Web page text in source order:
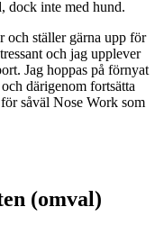
dock inte med hund.
och ställer gärna upp för
och jag upplever
Jag hoppas på förnyat
därigenom fortsätta
såväl Nose Work som
(omval)